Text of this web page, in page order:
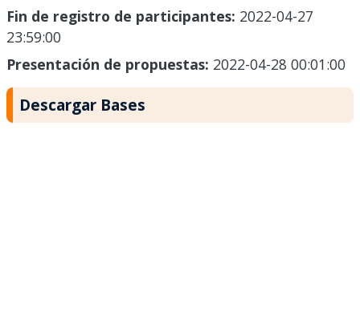
Fin de registro de participantes: 2022-04-27
23:59:00
Presentación de propuestas: 2022-04-28 00:01:00
Descargar Bases